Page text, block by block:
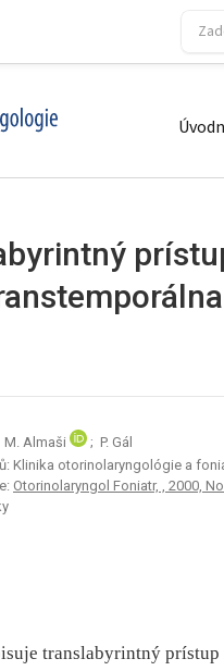
Almaši
; P. Gál
Klinika otorinolaryngológie a
Otorinolaryngol Foniatr, , 2000,
translabyrintný